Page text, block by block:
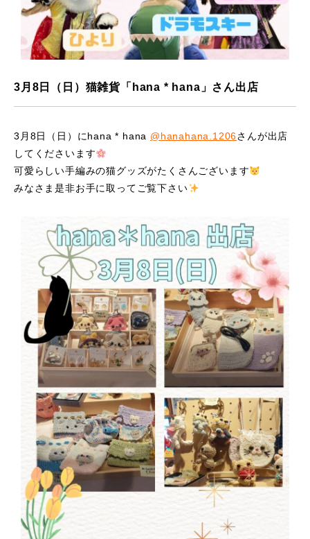
3月8日（日）猫雑貨「hana * hana」さん出店
3月8日（日）にhana * hana @hanahana.1206さんが出店
してくださいます
可愛らしい手編みの猫グッズがたくさんございます
みなさま是非お手に取ってご覧下さい